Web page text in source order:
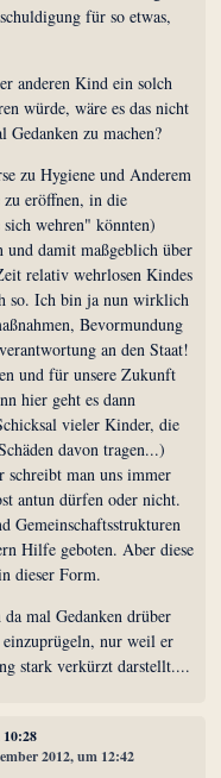
für so etwas,
anderen Kind ein solch
würde, wäre es das nicht
Gedanken zu machen?
zu Hygiene und Anderem
zu eröffnen, in die
sich wehren" könnten)
und damit maßgeblich über
relativ wehrlosen Kindes
so. Ich bin ja nun wirklich
Bevormundung
an den Staat!
und für unsere Zukunft
hier geht es dann
vieler Kinder, die
davon tragen...)
man uns immer
antun dürfen oder nicht.
Gemeinschaftsstrukturen
Hilfe geboten. Aber diese
dieser Form.
mal Gedanken drüber
nur weil er
stark verkürzt darstellt....
10:28
2012, um 12:42